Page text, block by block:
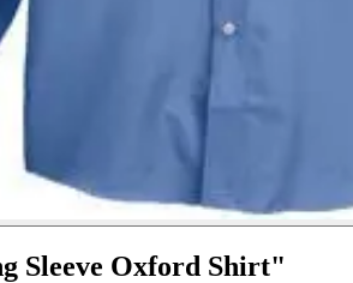
Sleeve Oxford Shirt"